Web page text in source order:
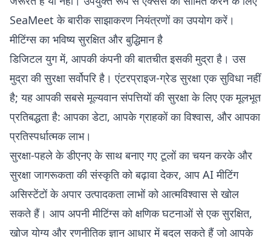
SeaMeet के बारीक साझाकरण नियंत्रणों का उपयोग करें।
मीटिंग्स का भविष्य सुरक्षित और बुद्धिमान है
डिजिटल युग में, आपकी कंपनी की बातचीत इसकी मुद्रा है। उस
मुद्रा की सुरक्षा सर्वोपरि है। एंटरप्राइज-ग्रेड सुरक्षा एक सुविधा नहीं
है; यह आपकी सबसे मूल्यवान संपत्तियों की सुरक्षा के लिए एक मूलभूत
प्रतिबद्धता है: आपका डेटा, आपके ग्राहकों का विश्वास, और आपका
प्रतिस्पर्धात्मक लाभ।
सुरक्षा-पहले के डीएनए के साथ बनाए गए टूलों का चयन करके और
सुरक्षा जागरूकता की संस्कृति को बढ़ावा देकर, आप AI मीटिंग
असिस्टेंटों के अपार उत्पादकता लाभों को आत्मविश्वास से खोल
सकते हैं। आप अपनी मीटिंग्स को क्षणिक घटनाओं से एक सुरक्षित,
खोज योग्य और रणनीतिक ज्ञान आधार में बदल सकते हैं जो आपके